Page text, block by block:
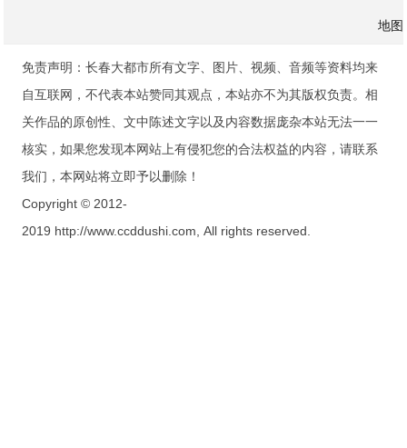
地图
免责声明：长春大都市所有文字、图片、视频、音频等资料均来
自互联网，不代表本站赞同其观点，本站亦不为其版权负责。相
关作品的原创性、文中陈述文字以及内容数据庞杂本站无法一一
核实，如果您发现本网站上有侵犯您的合法权益的内容，请联系
我们，本网站将立即予以删除！
Copyright © 2012-
2019 http://www.ccddushi.com, All rights reserved.